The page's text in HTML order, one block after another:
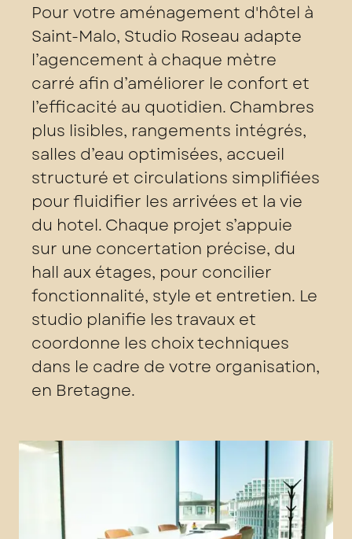
Pour votre aménagement d'hôtel à
Saint-Malo, Studio Roseau adapte
l’agencement à chaque mètre
carré afin d’améliorer le confort et
l’efficacité au quotidien. Chambres
plus lisibles, rangements intégrés,
salles d’eau optimisées, accueil
structuré et circulations simplifiées
pour fluidifier les arrivées et la vie
du hotel. Chaque projet s’appuie
sur une concertation précise, du
hall aux étages, pour concilier
fonctionnalité, style et entretien. Le
studio planifie les travaux et
coordonne les choix techniques
dans le cadre de votre organisation,
en Bretagne.